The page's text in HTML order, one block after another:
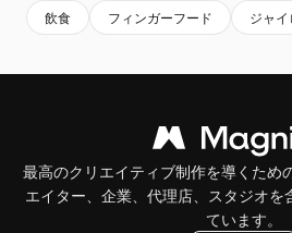
飲食 フィンガーフード ジャイ
最高のクリエイティブ制作を導くため
エイター、企業、代理店、スタジオを
ています。